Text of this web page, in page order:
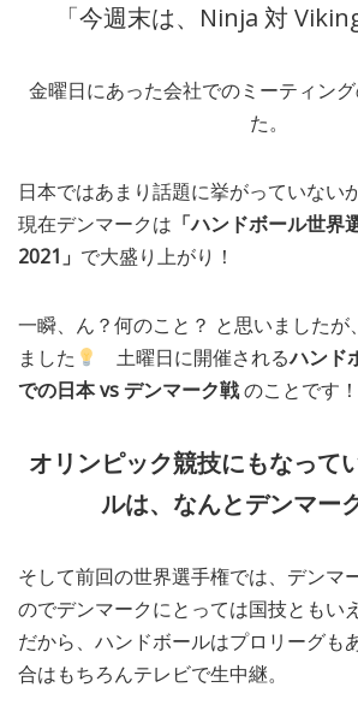
MEDIA – メディア掲載
EVERYDAY
ABOUT US- サイトについて
「今週末は、Ninja 対
金曜日にあった会社でのミーティン
た。
日本ではあまり話題に挙がっていない
現在デンマークは 「ハンドボール世
2021」 で大盛り上がり！
一瞬、ん？何のこと？ と思いましたが
ました
土曜日に開催されるハンド
での日本 vs デンマーク戦のことです！
オリンピック競技にもなって
ルは、なんとデンマー
そして前回の世界選手権では、デンマ
のでデンマークにとっては国技ともい
だから、ハンドボールはプロリーグも
合はもちろんテレビで生中継。